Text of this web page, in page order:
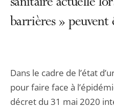
sanitaire actuelle
barrières » peuvent
Dans le cadre de l’état
pour faire face à
décret du 31 mai 2020